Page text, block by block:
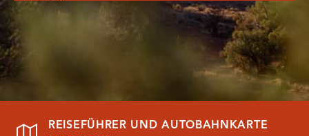
REISEFÜHRER UND AUTOBAHNKARTE